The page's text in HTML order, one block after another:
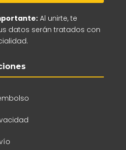
Al unirte, te
datos serán tratados con